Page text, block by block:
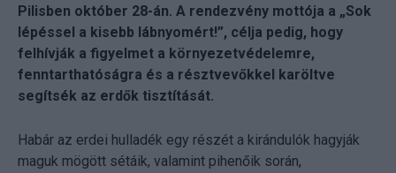
Pilisben október 28-án. A rendezvény mottója a „Sok
lépéssel a kisebb lábnyomért!”, célja pedig, hogy
felhívják a figyelmet a környezetvédelemre,
fenntarthatóságra és a résztvevőkkel karöltve
segítsék az erdők tisztítását.
Habár az erdei hulladék egy részét a kirándulók hagyják
maguk mögött sétáik, valamint pihenőik során,